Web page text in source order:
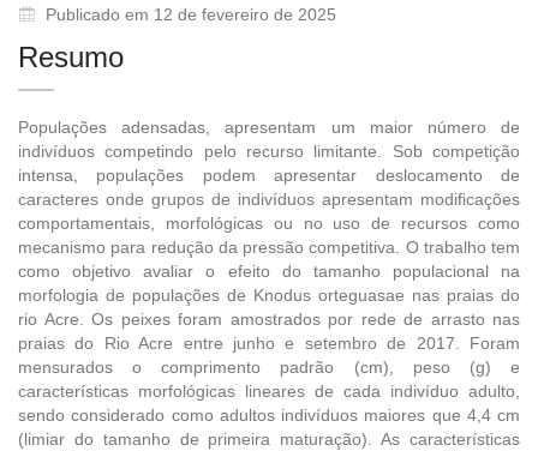
Publicado em 12 de fevereiro de 2025
Resumo
Populações adensadas, apresentam um maior número de
indivíduos competindo pelo recurso limitante. Sob competição
intensa, populações podem apresentar deslocamento de
caracteres onde grupos de indivíduos apresentam modificações
comportamentais, morfológicas ou no uso de recursos como
mecanismo para redução da pressão competitiva. O trabalho tem
como objetivo avaliar o efeito do tamanho populacional na
morfologia de populações de Knodus orteguasae nas praias do
rio Acre. Os peixes foram amostrados por rede de arrasto nas
praias do Rio Acre entre junho e setembro de 2017. Foram
mensurados o comprimento padrão (cm), peso (g) e
características morfológicas lineares de cada indivíduo adulto,
sendo considerado como adultos indivíduos maiores que 4,4 cm
(limiar do tamanho de primeira maturação). As características